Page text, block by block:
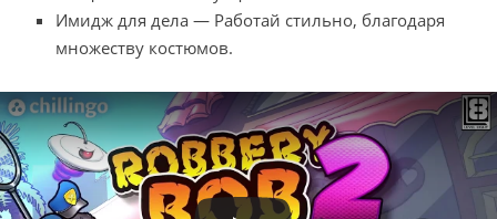
Имидж для дела — Работай стильно, благодаря
множеству костюмов.